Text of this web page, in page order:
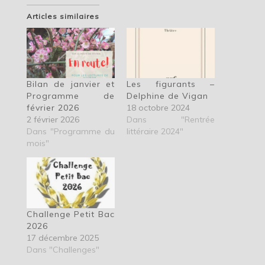
Articles similaires
Bilan de janvier et
Programme de
février 2026
2 février 2026
Dans "Programme du
mois"
Les figurants –
Delphine de Vigan
18 octobre 2024
Dans "Rentrée
littéraire 2024"
Challenge Petit Bac
2026
17 décembre 2025
Dans "Challenges"